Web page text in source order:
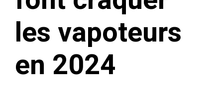
les vapoteurs
en 2024